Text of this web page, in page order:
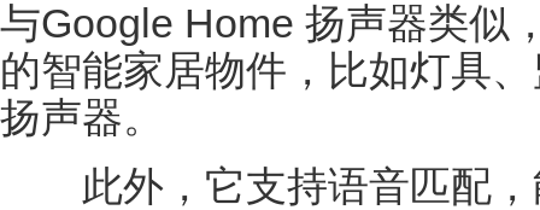
与Google Home 扬声器类似
的智能家居物件，比如灯具
扬声器。
此外，它支持语音匹配，